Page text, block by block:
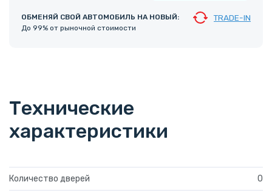
ОБМЕНЯЙ СВОЙ АВТОМОБИЛЬ НА НОВЫЙ:
До 99% от рыночной стоимости
TRADE-IN
Технические
характеристики
Количество дверей 0